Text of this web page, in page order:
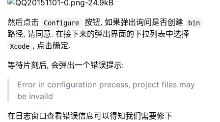
然后点击 Configure 按钮, 如果弹出询问是否创建 bin
路径, 请同意. 在接下来的弹出界面的下拉列表中选择
Xcode , 点击确定.
等待片刻后, 会弹出一个错误提示:
Error in configuration precess, project files may
be invaild
在日志窗口查看错误信息可以得知我们需要修下